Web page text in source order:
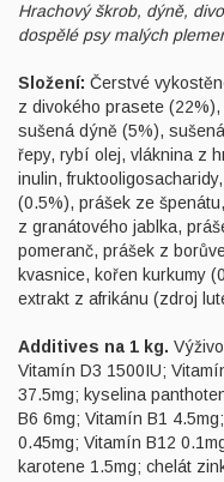
Hrachový škrob, dýně,
dospělé psy malých
Složení: Čerstvé
z divokého prasete
sušená dýně (5%),
řepy, rybí olej, vláknina z
inulin,
(0.5%), prášek ze
z granátového jablka,
pomeranč, prášek z
kvasnice, kořen kurkumy
extrakt z afrikánu (zdroj
Additives na 1 kg.
Vitamín D3 1500IU;
37.5mg; kyselina
B6 6mg; Vitamín B1
0.45mg; Vitamín B12
karotene 1.5mg; chelát